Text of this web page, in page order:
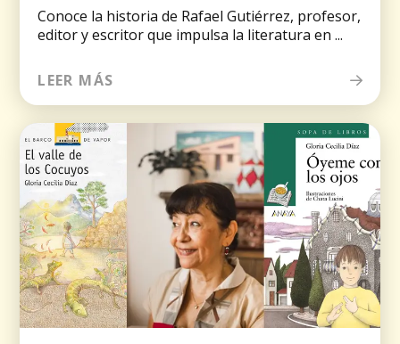
Conoce la historia de Rafael Gutiérrez, profesor,
editor y escritor que impulsa la literatura en ...
LEER MÁS